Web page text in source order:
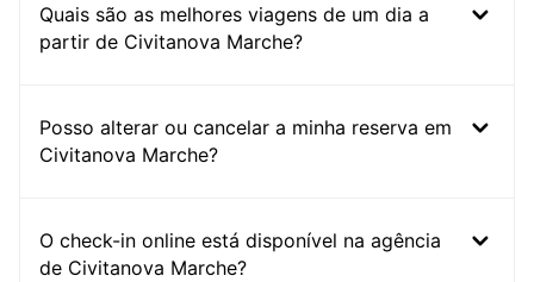
Quais são as melhores viagens de um dia a
partir de Civitanova Marche?
Posso alterar ou cancelar a minha reserva em
Civitanova Marche?
O check-in online está disponível na agência
de Civitanova Marche?